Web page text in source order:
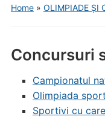
Home» OLIMPIADE ȘI
Concursuri
Campionatul
Olimpiada
Sportivi cu